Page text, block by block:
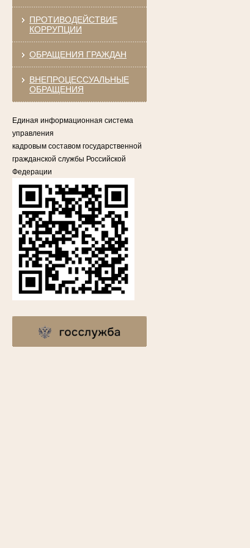
ПРОТИВОДЕЙСТВИЕ
КОРРУПЦИИ
ОБРАЩЕНИЯ ГРАЖДАН
ВНЕПРОЦЕССУАЛЬНЫЕ
ОБРАЩЕНИЯ
Единая информационная система
управления
кадровым составом государственной
гражданской службы Российской
Федерации